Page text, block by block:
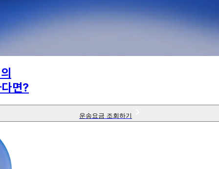
면?
운송요금 조회하기